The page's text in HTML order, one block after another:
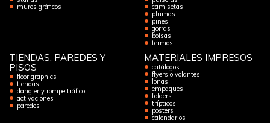
muros gráficos
camisetas
plumas
pines
gorras
bolsas
termos
TIENDAS, PAREDES Y
PISOS
floor graphics
tiendas
dangler y rompe tráfico
activaciones
paredes
MATERIALES IMPRESOS
catálogos
flyers o volantes
lonas
empaques
folders
trípticos
posters
calendarios